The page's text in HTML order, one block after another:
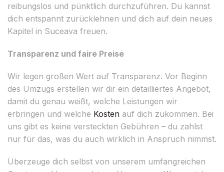
reibungslos und pünktlich durchzuführen. Du kannst
dich entspannt zurücklehnen und dich auf dein neues
Kapitel in Suceava freuen.
Transparenz und faire Preise
Wir legen großen Wert auf Transparenz. Vor Beginn
des Umzugs erstellen wir dir ein detailliertes Angebot,
damit du genau weißt, welche Leistungen wir
erbringen und welche Kosten auf dich zukommen. Bei
uns gibt es keine versteckten Gebühren – du zahlst
nur für das, was du auch wirklich in Anspruch nimmst.
Überzeuge dich selbst von unserem umfangreichen